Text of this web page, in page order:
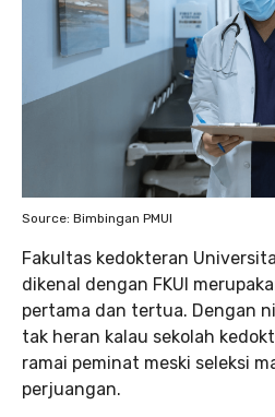
Source: Bimbingan PMUI
Fakultas kedokteran
dikenal dengan FKUI
pertama dan tertua. Dengan
tak heran kalau sekolah
ramai peminat meski seleksi
perjuangan.